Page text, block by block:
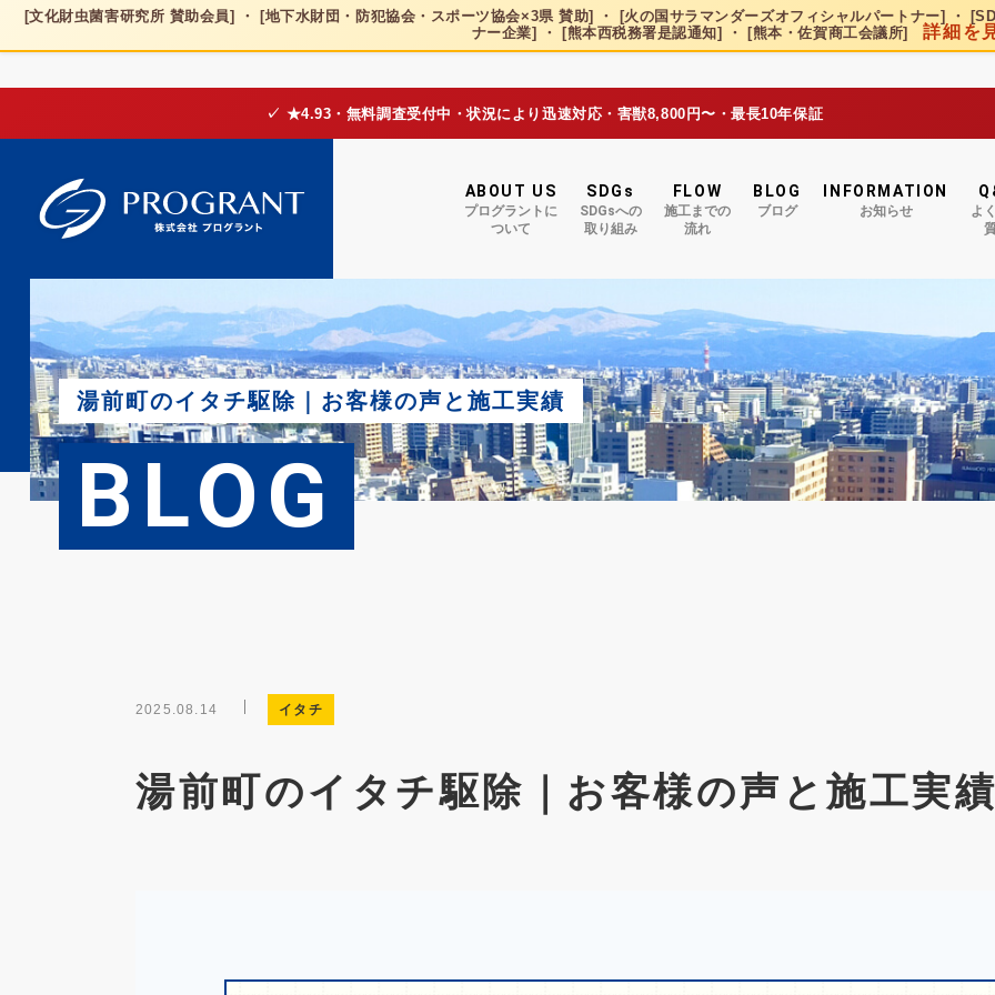
[文化財虫菌害研究所 賛助会員] ・ [地下水財団・防犯協会・スポーツ協会×3県 賛助] ・ [火の国サラマンダーズオフィシャルパートナー] ・
ナー企業] ・ [熊本西税務署是認通知] ・ [熊本・佐賀商工会議所]詳細を
✓ ★4.93・無料調査受付中・状況により迅速対応・害獣8,800円〜・最長10年保証
ABOUT US
プログラントに
ついて
SDGs
SDGsへの
取り組み
FLOW
施工までの
流れ
BLOG
ブログ
INFORMATION
お知らせ
よ
湯前町のイタチ駆除｜お客様の声と施工実績
BLOG
2025.08.14 イタチ
湯前町のイタチ駆除｜お客様の声と施工実